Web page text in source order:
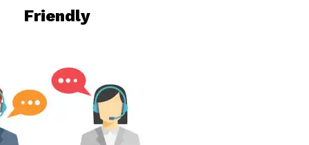
Friendly